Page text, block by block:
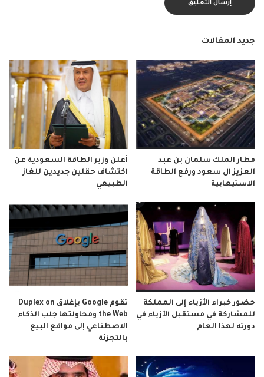
جديد المقالات
مطار الملك سلمان بن عبد
العزيز ال سعود ورفع الطاقة
الاستيعابية
أعلن وزير الطاقة السعودية عن
اكتشاف حقلين جديدين للغاز
الطبيعي
حضور خبراء الأزياء إلى المملكة
للمشاركة في مستقبل الأزياء في
دورته لهذا العام
تقوم Google بإغلاق Duplex on
the Web ومحاولتها جلب الذكاء
الاصطناعي إلى مواقع البيع
بالتجزئة